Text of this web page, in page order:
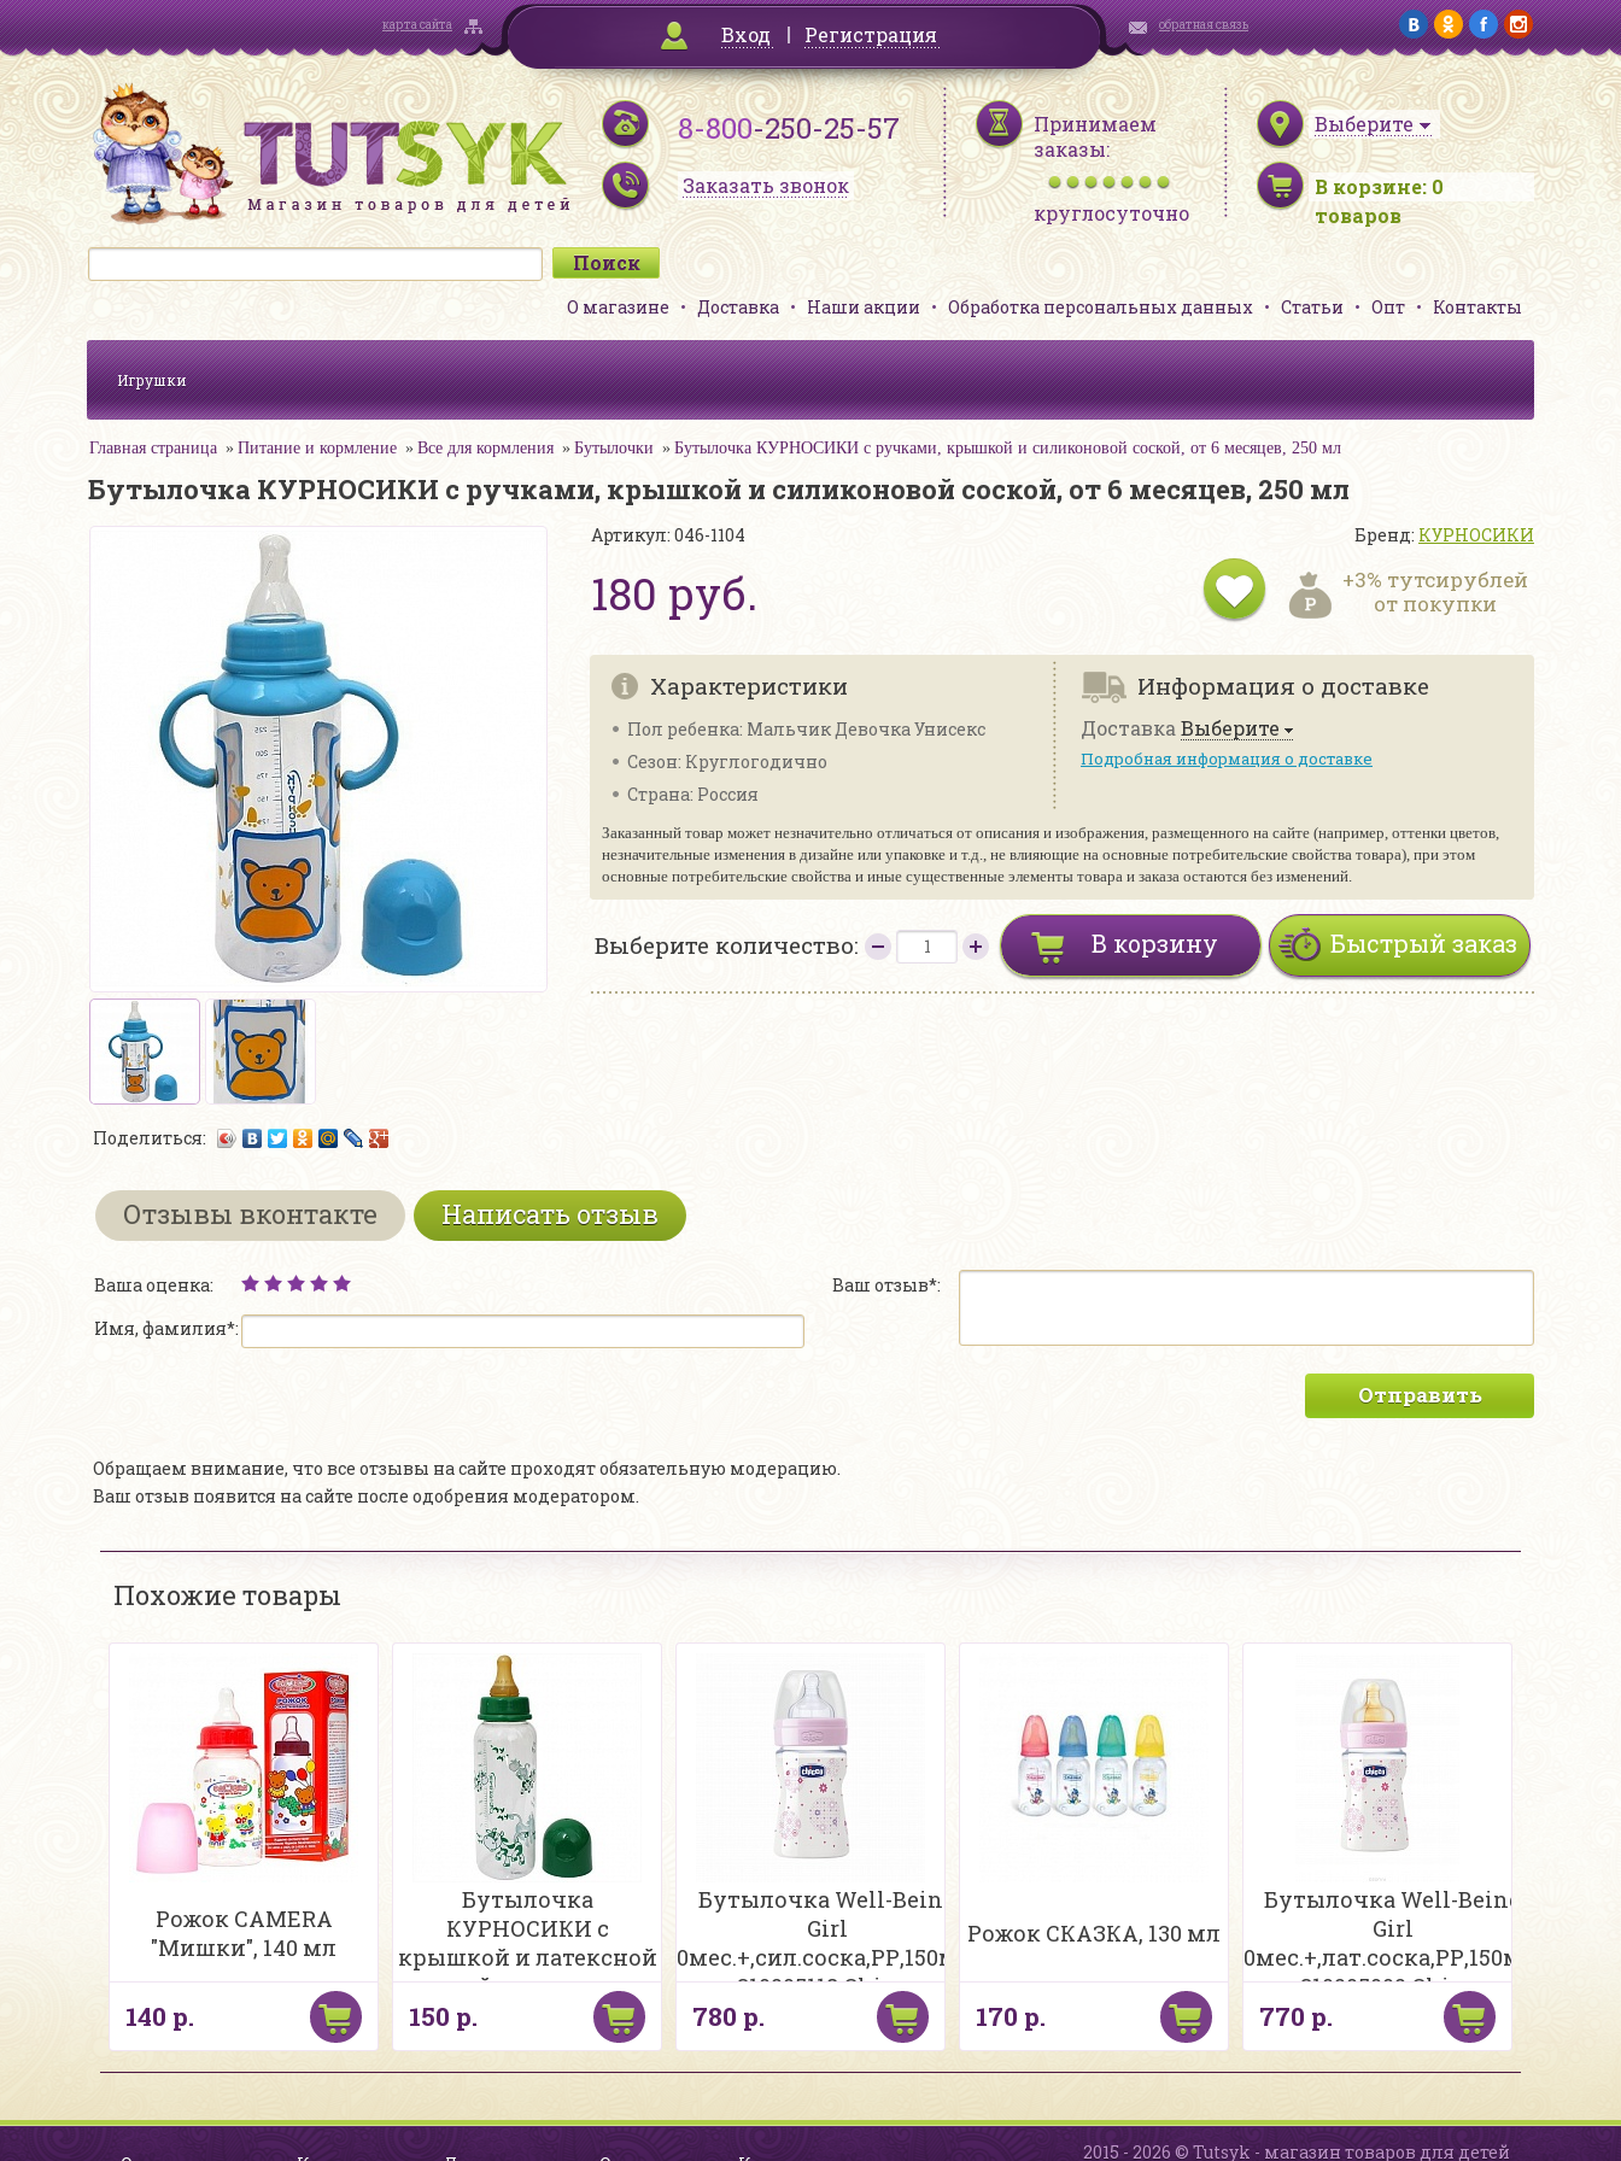
карта сайта Вход Регистрация обратная связь
8-800-250-25-57
Заказать звонок
Принимаем
заказы:
круглосуточно
Выберите
В корзине: 0
товаров
О магазине Доставка Наши акции Обработка персональных данных Статьи Опт Контакты
Игрушки
Главная страница Питание и кормление Все для кормления Бутылочки Бутылочка КУРНОСИКИ с ручками, крышкой и силиконовой соской, от 6 месяцев, 250 мл
Бутылочка КУРНОСИКИ с ручками, крышкой и силиконовой соской, от 6 месяцев, 250 мл
Поделиться:
Артикул: 046-1104
180 руб.
Бренд: КУРНОСИКИ
+3% тутсирублей
от покупки
Характеристики
Пол ребенка: Мальчик Девочка Унисекс
Сезон: Круглогодично
Страна: Россия
Информация о доставке
Доставка Выберите
Подробная информация о доставке
Заказанный товар может незначительно отличаться от описания и изображения, размещенного на сайте (например, оттенки цветов,
незначительные изменения в дизайне или упаковке и т.д., не влияющие на основные потребительские свойства товара), при этом
основные потребительские свойства и иные существенные элементы товара и заказа остаются без изменений.
Выберите количество: Быстрый заказ
В корзину
Отзывы вконтакте Написать отзыв
Ваша оценка:
Имя, фамилия*:
Ваш отзыв*:
Отправить
Обращаем внимание, что все отзывы на сайте проходят обязательную модерацию.
Ваш отзыв появится на сайте после одобрения модератором.
Похожие товары
Рожок CAMERA
"Мишки", 140 мл
140 р.
Бутылочка
КУРНОСИКИ с
крышкой и латексной
соской, с рождения,
150 р.
Бутылочка Well-Being
Girl
0мес.+,сил.соска,РР,150мл.
310205118 Chicco
780 р.
Рожок СКАЗКА, 130 мл
170 р.
Бутылочка Well-Being
Girl
0мес.+,лат.соска,РР,150мл.
310205002 Chicco
770 р.
2015 - 2026 © Tutsyk - магазин товаров для детей